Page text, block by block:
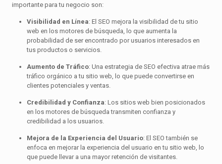
importante para tu negocio son:
Visibilidad en Línea: El SEO mejora la visibilidad de tu sitio
web en los motores de búsqueda, lo que aumenta la
probabilidad de ser encontrado por usuarios interesados en
tus productos o servicios.
Aumento de Tráfico: Una estrategia de SEO efectiva atrae más
tráfico orgánico a tu sitio web, lo que puede convertirse en
clientes potenciales y ventas.
Credibilidad y Confianza: Los sitios web bien posicionados
en los motores de búsqueda transmiten confianza y
credibilidad a los usuarios.
Mejora de la Experiencia del Usuario: El SEO también se
enfoca en mejorar la experiencia del usuario en tu sitio web, lo
que puede llevar a una mayor retención de visitantes.